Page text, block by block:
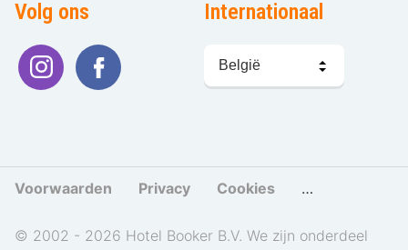
Volg ons Internationaal
kiezen
Voorwaarden Privacy Cookies Cookies
© 2002 - 2026 Hotel Booker B.V. We zijn onderdeel